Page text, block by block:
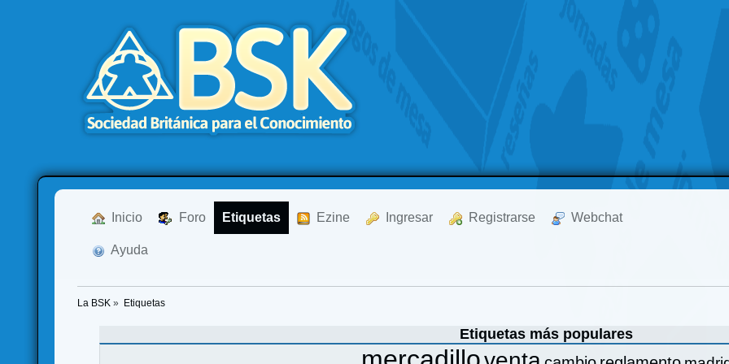
Inicio Foro Etiquetas Ezine Ingresar Registrarse Webchat
Ayuda
La BSK » Etiquetas
Etiquetas más populares